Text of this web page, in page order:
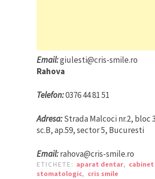
Email:giulesti@cris-smile.ro
Rahova
Telefon:0376 44 81 51
Adresa:Strada Malcoci nr.2, bloc
sc.B, ap.59, sector 5, Bucuresti
Email:rahova@cris-smile.ro
ETICHETE: aparat dentar, cabinet
stomatologic, cris smile